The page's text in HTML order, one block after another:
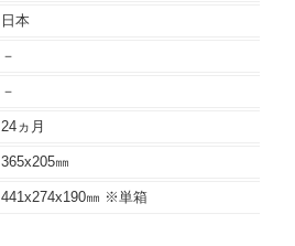
日本
－
－
24ヵ月
365x205㎜
441x274x190㎜ ※単箱